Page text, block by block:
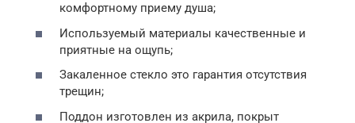
комфортному приему душа;
Используемый материалы качественные и
приятные на ощупь;
Закаленное стекло это гарантия отсутствия
трещин;
Поддон изготовлен из акрила, покрыт